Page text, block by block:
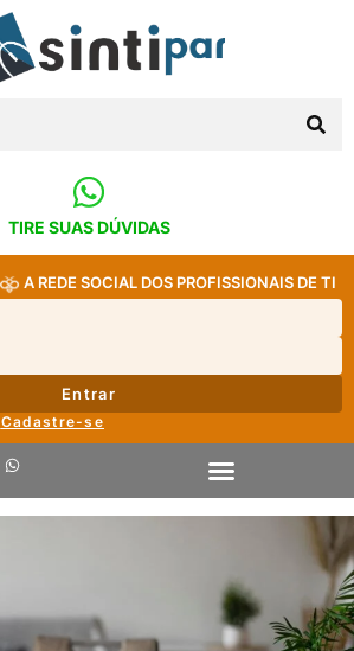
TIRE SUAS DÚVIDAS
A REDE SOCIAL DOS PROFISSIONAIS DE TI
Entrar
Cadastre-se